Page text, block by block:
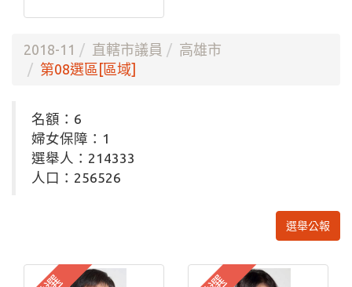
2018-11 直轄市議員
高雄市
第08選區[區域]
名額：6
婦女保障：1
選舉人：214333
人口：256526
選舉公報